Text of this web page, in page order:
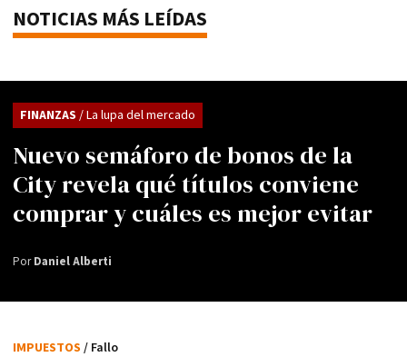
NOTICIAS MÁS LEÍDAS
Nuevo semáforo de bonos de la
City revela qué títulos conviene
comprar y cuáles es mejor evitar
FINANZAS / La lupa del mercado
PorDaniel Alberti
IMPUESTOS / Fallo